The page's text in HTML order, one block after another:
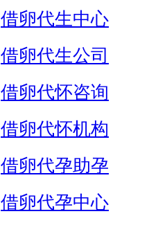
借卵代生中心
借卵代生公司
借卵代怀咨询
借卵代怀机构
借卵代孕助孕
借卵代孕中心